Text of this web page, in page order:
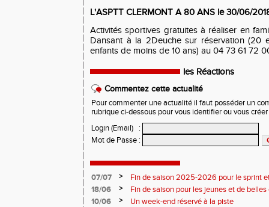
L'ASPTT CLERMONT A 80 ANS le 30/06/
Activités sportives gratuites à réaliser en
Dansant à la 2Deuche sur réservation (20
enfants de moins de 10 ans) au 04 73 61 72
les Réactions
Commentez cette actualité
Pour commenter une actualité il faut posséder un
rubrique ci-dessous pour vous identifier ou vous
Login (Email)
:
Mot de Passe :
07/07 >
Fin de saison 2025-2026 pour le sprint
18/06
>
Fin de saison pour les jeunes et de
10/06
>
Un week-end réservé à la piste